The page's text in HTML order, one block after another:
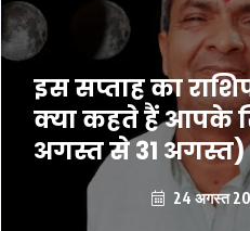
इस सप्ताह का
क्या कहते हैं आपके
अगस्त से 31 अगस्त)
24 अगस्त